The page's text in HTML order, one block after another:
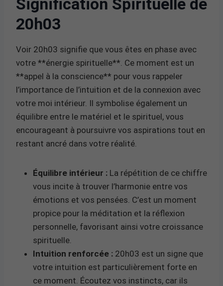
Signification Spirituelle de
20h03
Voir 20h03 signifie que vous êtes en phase avec
votre **énergie spirituelle**. Ce moment est un
**appel à la conscience** pour vous rappeler
l’importance de l’intuition et de la connexion avec
votre moi intérieur. Il symbolise également un
équilibre entre le matériel et le spirituel, vous
encourageant à poursuivre vos aspirations tout en
restant ancré dans votre réalité.
Équilibre intérieur : La répétition de ce chiffre
vous incite à trouver l’harmonie entre vos
émotions et vos pensées. C’est un moment
propice pour la méditation et la réflexion
personnelle, favorisant ainsi votre croissance
spirituelle.
Intuition renforcée : 20h03 est un signe que
votre intuition est particulièrement forte en
ce moment. Écoutez vos instincts, car ils